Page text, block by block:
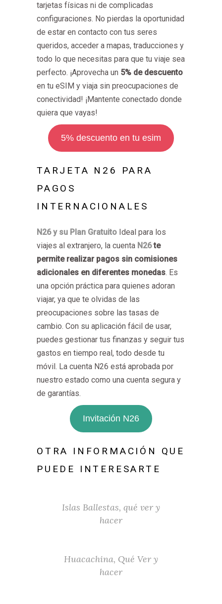
tarjetas físicas ni de complicadas
configuraciones. No pierdas la oportunidad
de estar en contacto con tus seres
queridos, acceder a mapas, traducciones y
todo lo que necesitas para que tu viaje sea
perfecto. ¡Aprovecha un 5% de descuento
en tu eSIM y viaja sin preocupaciones de
conectividad! ¡Mantente conectado donde
quiera que vayas!
5% descuento en tu esim
TARJETA N26 PARA
PAGOS
INTERNACIONALES
N26 y su Plan Gratuito Ideal para los
viajes al extranjero, la cuenta N26te
permite realizar pagos sin comisiones
adicionales en diferentes monedas. Es
una opción práctica para quienes adoran
viajar, ya que te olvidas de las
preocupaciones sobre las tasas de
cambio. Con su aplicación fácil de usar,
puedes gestionar tus finanzas y seguir tus
gastos en tiempo real, todo desde tu
móvil. La cuenta N26 está aprobada por
nuestro estado como una cuenta segura y
de garantías.
Invitación N26
OTRA INFORMACIÓN QUE
PUEDE INTERESARTE
Islas Ballestas, qué ver y
hacer
Huacachina, Qué Ver y
hacer